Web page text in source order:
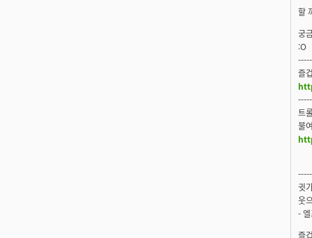
할
궁
:O
즐
트
불
귓
웃
-
즐